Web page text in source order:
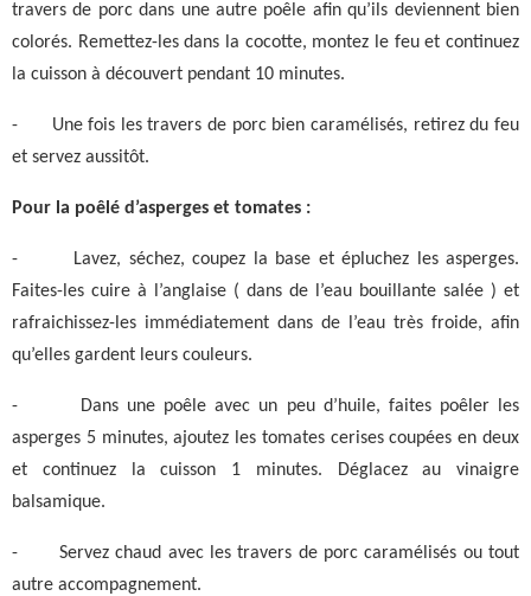
travers de porc dans une autre poêle afin qu’ils deviennent bien
colorés. Remettez-les dans la cocotte, montez le feu et continuez
la cuisson à découvert pendant 10 minutes.
-
Une fois les travers de porc bien caramélisés, retirez du feu
et servez aussitôt.
Pour la poêlé d’asperges et tomates :
-
Lavez, séchez, coupez la base et épluchez les asperges.
Faites-les cuire à l’anglaise ( dans de l’eau bouillante salée ) et
rafraichissez-les immédiatement dans de l’eau très froide, afin
qu’elles gardent leurs couleurs.
-
Dans une poêle avec un peu d’huile, faites poêler les
asperges 5 minutes, ajoutez les tomates cerises coupées en deux
et continuez la cuisson 1 minutes. Déglacez au vinaigre
balsamique.
-
Servez chaud avec les travers de porc caramélisés ou tout
autre accompagnement.